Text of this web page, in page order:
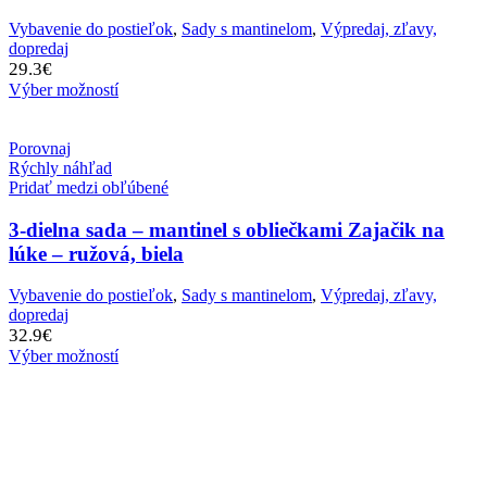
Vybavenie do postieľok, Sady s mantinelom, Výpredaj, zľavy,
dopredaj
29.3€
Výber možností
Porovnaj
Rýchly náhľad
Pridať medzi obľúbené
3-dielna sada – mantinel s obliečkami Zajačik na
lúke – ružová, biela
Vybavenie do postieľok, Sady s mantinelom, Výpredaj, zľavy,
dopredaj
32.9€
Výber možností